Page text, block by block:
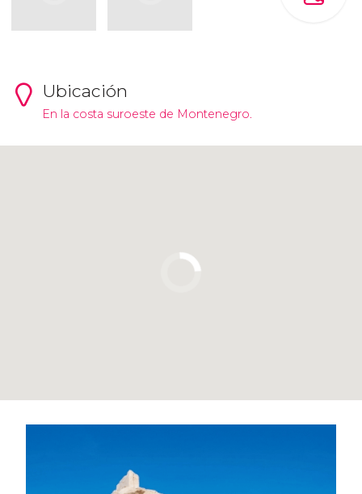
Ubicación
En la costa suroeste de Montenegro.